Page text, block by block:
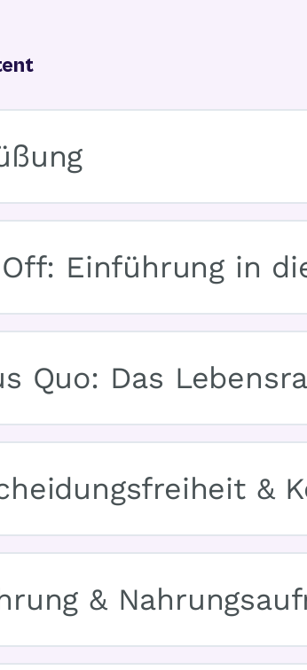
Einführung in
Quo: Das
&
&